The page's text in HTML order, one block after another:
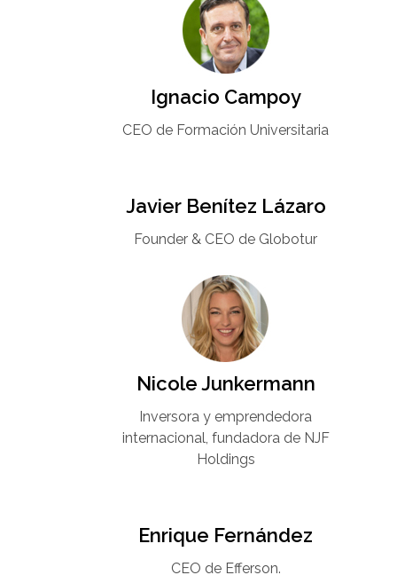
Ignacio Campoy​
CEO de Formación Universitaria​
Javier Benítez Lázaro
Founder & CEO de Globotur​
Nicole Junkermann​
Inversora y emprendedora
internacional, fundadora de NJF
Holdings
Enrique Fernández
CEO de Efferson.